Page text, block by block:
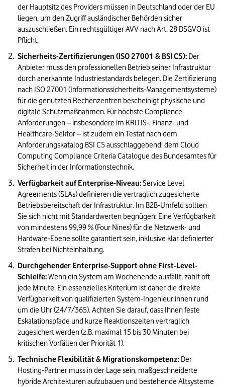
der Hauptsitz des Providers müssen in Deutschland oder der EU
liegen, um den Zugriff ausländischer Behörden sicher
auszuschließen. Ein rechtsgültiger AVV nach Art. 28 DSGVO ist
Pflicht.
Sicherheits-Zertifizierungen (ISO 27001 & BSI C5): Der
Anbieter muss den professionellen Betrieb seiner Infrastruktur
durch anerkannte Industriestandards belegen. Die Zertifizierung
nach ISO 27001 (Informationssicherheits-Managementsysteme)
für die genutzten Rechenzentren bescheinigt physische und
digitale Schutzmaßnahmen. Für höchste Compliance-
Anforderungen – insbesondere im KRITIS-, Finanz- und
Healthcare-Sektor – ist zudem ein Testat nach dem
Anforderungskatalog BSI C5 ausschlaggebend: dem Cloud
Computing Compliance Criteria Catalogue des Bundesamtes für
Sicherheit in der Informationstechnik.
Verfügbarkeit auf Enterprise-Niveau: Service Level
Agreements (SLAs) definieren die vertraglich zugesicherte
Betriebsbereitschaft der Infrastruktur. Im B2B-Umfeld sollten
Sie sich nicht mit Standardwerten begnügen: Eine Verfügbarkeit
von mindestens 99,99 % (Four Nines) für die Netzwerk- und
Hardware-Ebene sollte garantiert sein, inklusive klar definierter
Strafen bei Nichteinhaltung.
Durchgehender Enterprise-Support ohne First-Level-
Schleife: Wenn ein System am Wochenende ausfällt, zählt oft
jede Minute. Ein essenzielles Kriterium ist daher die direkte
Verfügbarkeit von qualifizierten System-Ingenieur:innen rund
um die Uhr (24/7/365). Achten Sie darauf, dass Ihnen feste
Eskalationspfade und kurze Reaktionszeiten vertraglich
zugesichert werden (z.B. maximal 15 bis 30 Minuten bei
kritischen Vorfällen der Priorität 1).
Technische Flexibilität & Migrationskompetenz: Der
Hosting-Partner muss in der Lage sein, maßgeschneiderte
hybride Architekturen aufzubauen und bestehende Altsysteme